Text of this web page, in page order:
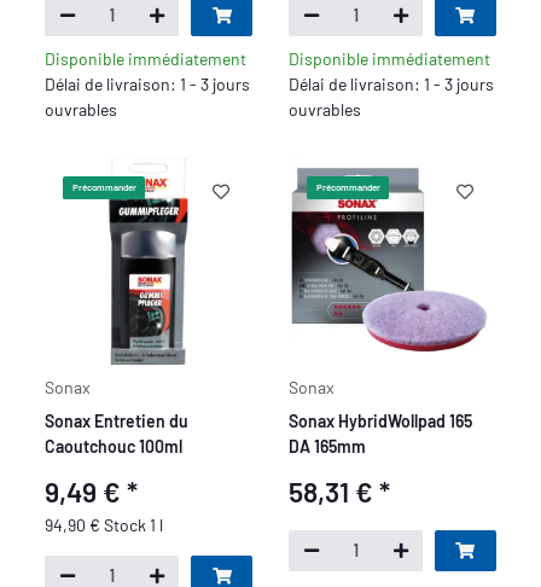
Disponible immédiatement
Délai de livraison: 1 - 3 jours
ouvrables
Disponible immédiatement
Délai de livraison: 1 - 3 jours
ouvrables
Précommander
Sonax
Sonax Entretien du
Caoutchouc 100ml
9,49 €*
94,90 € Stock 1 l
Précommander
Sonax
Sonax HybridWollpad 165
DA 165mm
58,31 € *